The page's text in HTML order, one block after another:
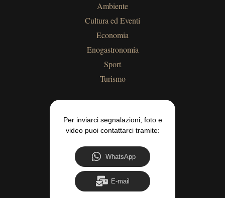
Ambiente
Cultura ed Eventi
Economia
Enogastronomia
Sport
Turismo
Per inviarci segnalazioni, foto e
video puoi contattarci tramite:
WhatsApp
E-mail